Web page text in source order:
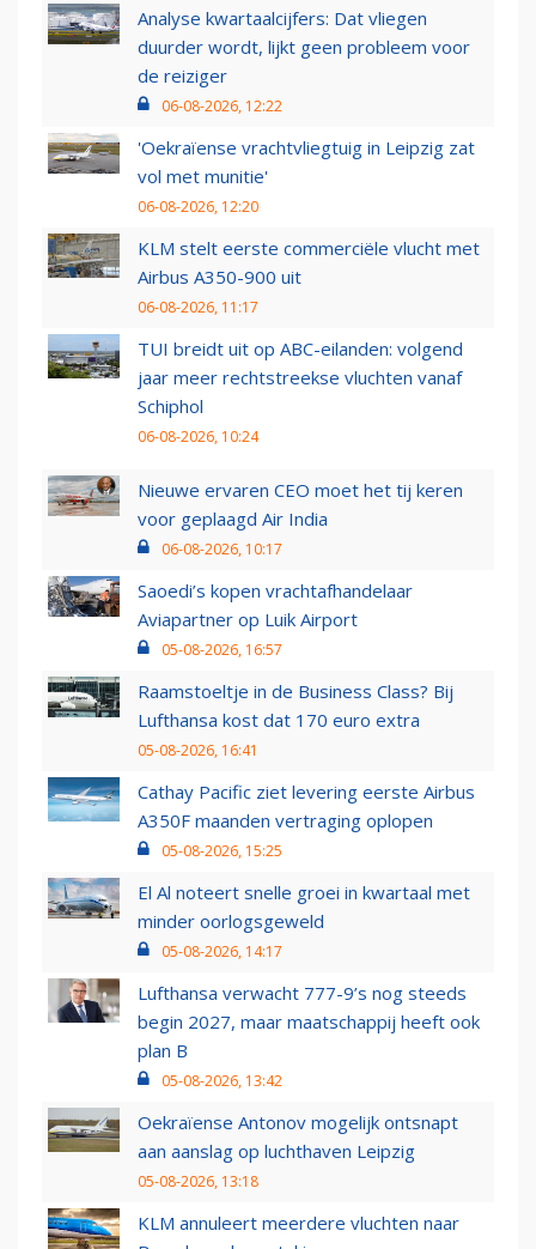
Analyse kwartaalcijfers: Dat vliegen
duurder wordt, lijkt geen probleem voor
de reiziger
06-08-2026, 12:22
'Oekraïense vrachtvliegtuig in Leipzig zat
vol met munitie'
06-08-2026, 12:20
KLM stelt eerste commerciële vlucht met
Airbus A350-900 uit
06-08-2026, 11:17
TUI breidt uit op ABC-eilanden: volgend
jaar meer rechtstreekse vluchten vanaf
Schiphol
06-08-2026, 10:24
Nieuwe ervaren CEO moet het tij keren
voor geplaagd Air India
06-08-2026, 10:17
Saoedi’s kopen vrachtafhandelaar
Aviapartner op Luik Airport
05-08-2026, 16:57
Raamstoeltje in de Business Class? Bij
Lufthansa kost dat 170 euro extra
05-08-2026, 16:41
Cathay Pacific ziet levering eerste Airbus
A350F maanden vertraging oplopen
05-08-2026, 15:25
El Al noteert snelle groei in kwartaal met
minder oorlogsgeweld
05-08-2026, 14:17
Lufthansa verwacht 777-9’s nog steeds
begin 2027, maar maatschappij heeft ook
plan B
05-08-2026, 13:42
Oekraïense Antonov mogelijk ontsnapt
aan aanslag op luchthaven Leipzig
05-08-2026, 13:18
KLM annuleert meerdere vluchten naar